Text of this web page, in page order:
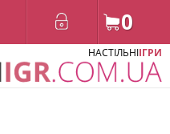
0
НАСТІЛЬНІІГРИ